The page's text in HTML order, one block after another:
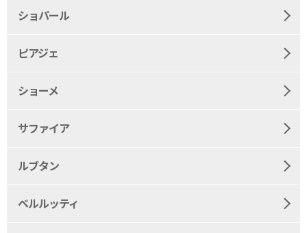
ショパール
ピアジェ
ショーメ
サファイア
ルブタン
ベルルッティ